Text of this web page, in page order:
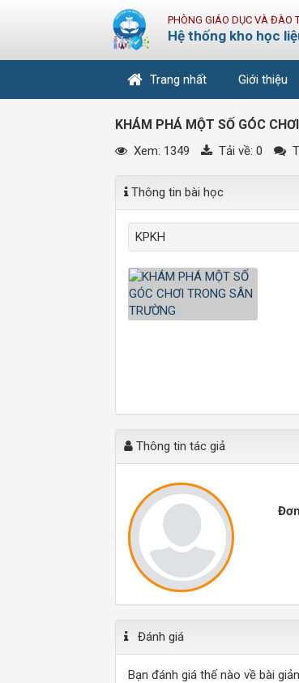
PHÒNG GIÁO DỤC VÀ ĐÀO
Hệ thống kho học
Trang nhất Giới thiệu
KHÁM PHÁ MỘT SỐ GÓC
Xem: 1349 Tải về: 0
Thông tin bài học
KPKH
Thông tin tác giả
Đánh giá
Bạn đánh giá thế nào về bài